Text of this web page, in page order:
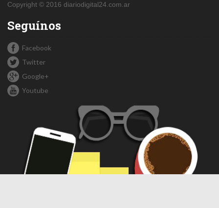
Copyright © 2016 diariodigital24.com.ar
Seguínos
Facebook
Twitter
Google+
Youtube